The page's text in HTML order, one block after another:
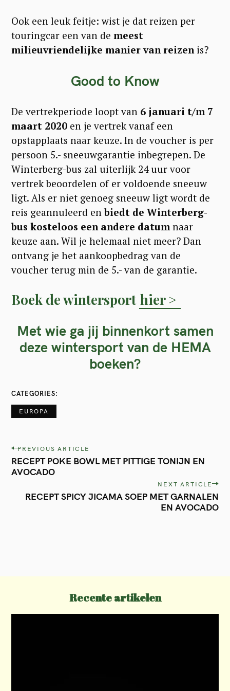
Ook een leuk feitje: wist je dat reizen per
touringcar een van de meest
milieuvriendelijke manier van reizen is?
Good to Know
De vertrekperiode loopt van 6 januari t/m 7
maart 2020 en je vertrek vanaf een
opstapplaats naar keuze. In de voucher is per
persoon 5.- sneeuwgarantie inbegrepen. De
Winterberg-bus zal uiterlijk 24 uur voor
vertrek beoordelen of er voldoende sneeuw
ligt. Als er niet genoeg sneeuw ligt wordt de
reis geannuleerd enbiedt de Winterberg-
bus kosteloos een andere datum naar
keuze aan. Wil je helemaal niet meer? Dan
ontvang je het aankoopbedrag van de
voucher terug min de 5.- van de garantie.
Boek de wintersport hier >
Met wie ga jij binnenkort samen
deze wintersport van de HEMA
boeken?
CATEGORIES
EUROPA
P
o
t
PREVIOUS ARTICLE
RECEPT POKE BOWL MET PITTIGE TONIJN EN
AVOCADO
NEXT ARTICLE
RECEPT SPICY JICAMA SOEP MET GARNALEN
EN AVOCADO
Recente artikelen
a
f
o
r
: